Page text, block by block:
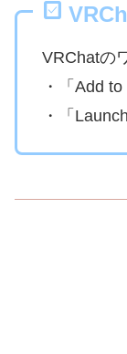
VRChatの
・「Add
・「